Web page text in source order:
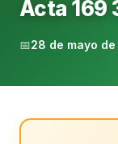
Acta 169
📅28 de mayo